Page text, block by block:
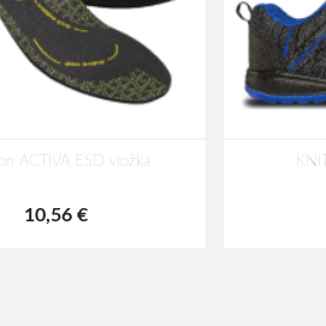
ACTIVA ESD vložka
10,56 €